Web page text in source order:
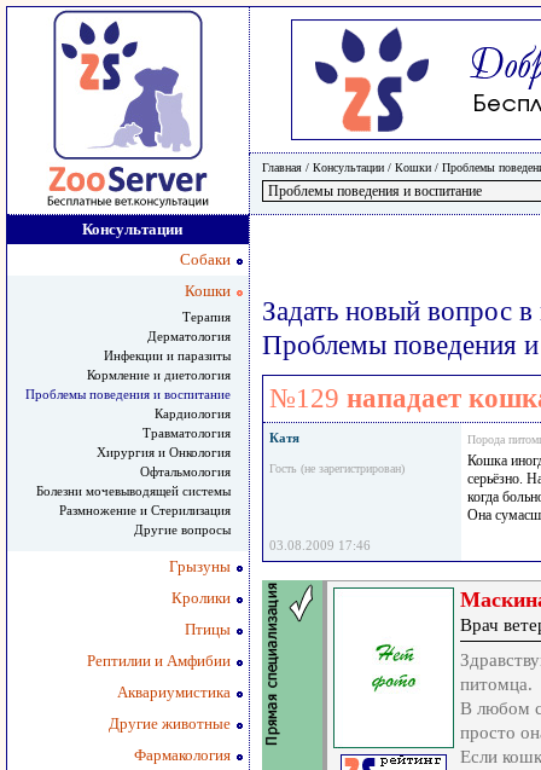
Главная / Консультации / Кошки / Проблемы
Консультации
Собаки
Кошки
Терапия
Дерматология
Инфекции и паразиты
Кормление и диетология
Проблемы поведения и воспитание
Кардиология
Травматология
Хирургия и Онкология
Офтальмология
Болезни мочевыводящей системы
Размножение и Стерилизация
Другие вопросы
Грызуны
Кролики
Птицы
Рептилии и Амфибии
Аквариумистика
Другие животные
Фармакология
Задать новый вопрос
Проблемы поведения
№129 нападает
Катя
Гость (не зарегистрирован)
Порода
Кошка
серьёзно.
когда
Она
03.08.2009 17:46
Врач
питомца.
В любом
просто
Если